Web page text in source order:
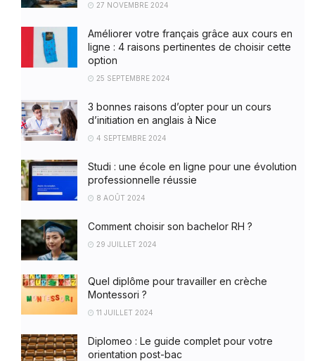
27 NOVEMBRE 2024
Améliorer votre français grâce aux cours en
ligne : 4 raisons pertinentes de choisir cette
option
25 SEPTEMBRE 2024
3 bonnes raisons d’opter pour un cours
d’initiation en anglais à Nice
4 SEPTEMBRE 2024
Studi : une école en ligne pour une évolution
professionnelle réussie
8 AOÛT 2024
Comment choisir son bachelor RH ?
29 JUILLET 2024
Quel diplôme pour travailler en crèche
Montessori ?
11 JUILLET 2024
Diplomeo : Le guide complet pour votre
orientation post-bac